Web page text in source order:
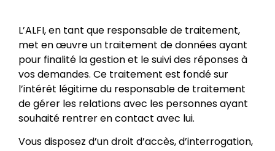
L’ALFI, en tant que responsable de traitement,
met en œuvre un traitement de données ayant
pour finalité la gestion et le suivi des réponses à
vos demandes. Ce traitement est fondé sur
l’intérêt légitime du responsable de traitement
de gérer les relations avec les personnes ayant
souhaité rentrer en contact avec lui.
Vous disposez d’un droit d’accès, d’interrogation,